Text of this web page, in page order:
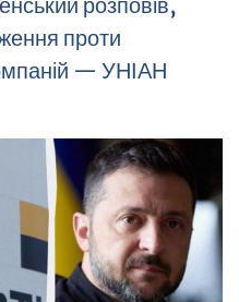
проти
— УНІАН